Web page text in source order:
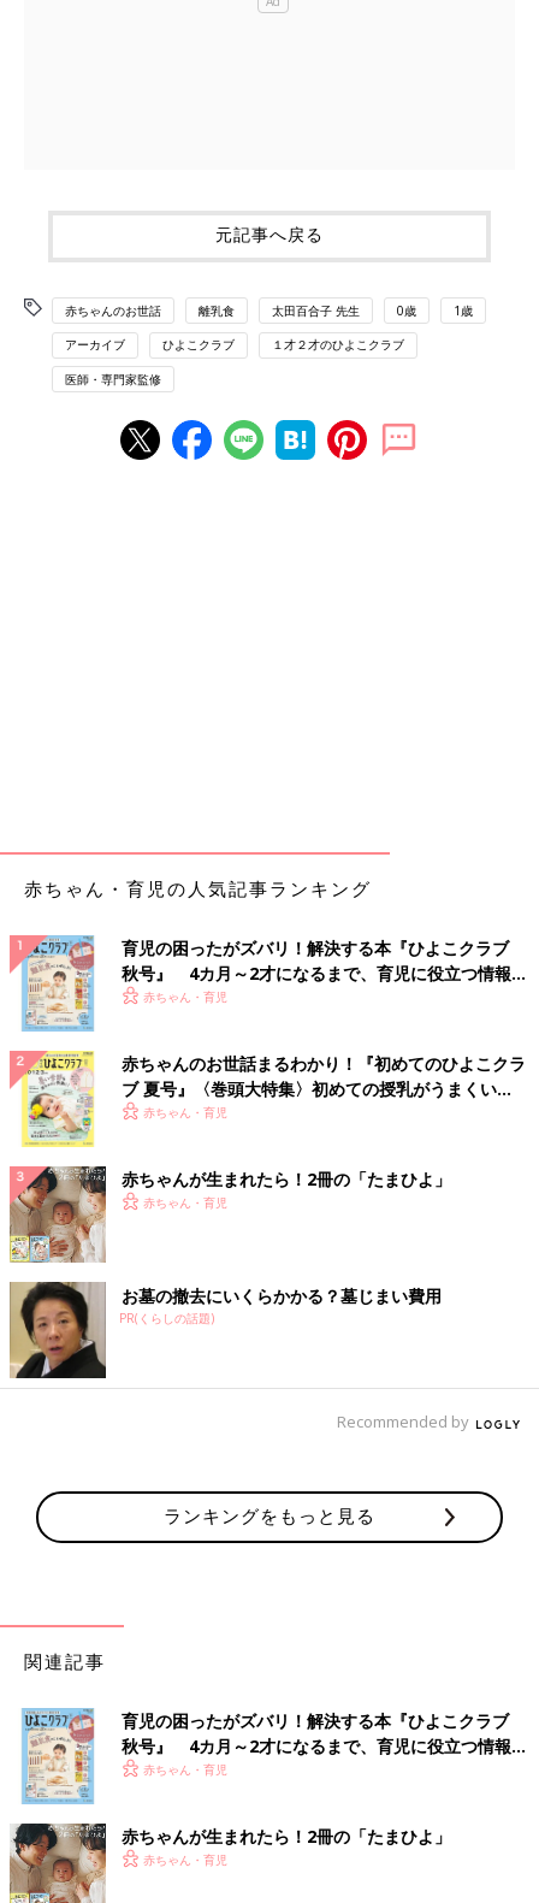
元記事へ戻る
赤ちゃんのお世話 離乳食 太田百合子 先生 0歳 1歳
アーカイブ ひよこクラブ １才２才のひよこクラブ
医師・専門家監修
赤ちゃん・育児の人気記事ランキング
育児の困ったがズバリ！解決する本『ひよこクラブ
秋号』 4カ月～2才になるまで、育児に役立つ情報が
いっぱい！
赤ちゃん・育児
赤ちゃんのお世話まるわかり！『初めてのひよこクラ
ブ 夏号』〈巻頭大特集〉初めての授乳がうまくい
く！ おっぱい・ミルクの基本と夏のトラブル 解決テ
赤ちゃん・育児
赤ちゃんが生まれたら！2冊の「たまひよ」
赤ちゃん・育児
お墓の撤去にいくらかかる？墓じまい費用
PR(くらしの話題)
Recommended by
ランキングをもっと見る
関連記事
育児の困ったがズバリ！解決する本『ひよこクラブ
秋号』 4カ月～2才になるまで、育児に役立つ情報が
いっぱい！
赤ちゃん・育児
赤ちゃんが生まれたら！2冊の「たまひよ」
赤ちゃん・育児